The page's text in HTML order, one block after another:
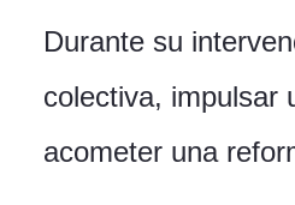
Durante su
colectiva, impulsar
acometer una